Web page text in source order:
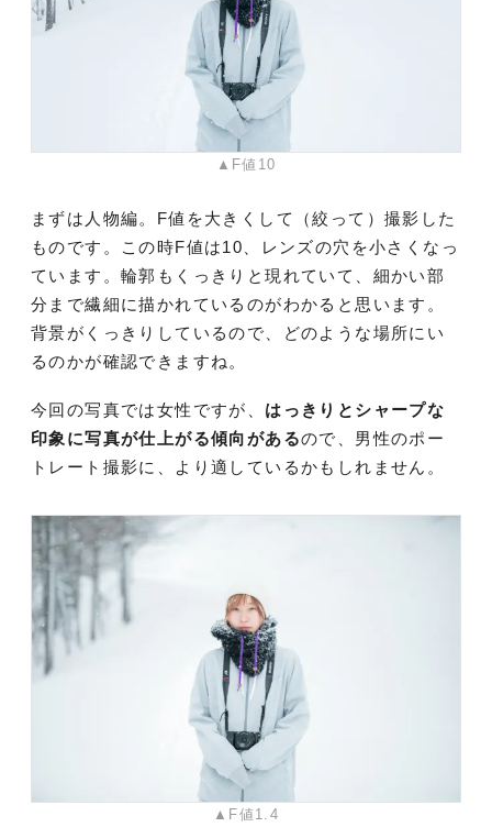
▲F値10
まずは人物編。F値を大きくして（絞って）撮影した
ものです。この時F値は10、レンズの穴を小さくなっ
ています。輪郭もくっきりと現れていて、細かい部
分まで繊細に描かれているのがわかると思います。
背景がくっきりしているので、どのような場所にい
るのかが確認できますね。
今回の写真では女性ですが、 はっきりとシャープな
印象に写真が仕上がる傾向があるので、男性のポー
トレート撮影に、より適しているかもしれません。
▲F値1.4